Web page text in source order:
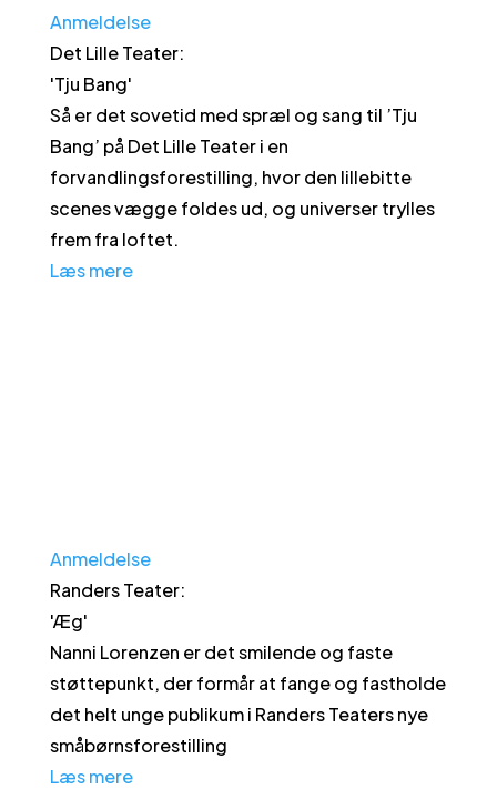
Anmeldelse
Det Lille Teater:
'Tju Bang'
Så er det sovetid med spræl og sang til ’Tju
Bang’ på Det Lille Teater i en
forvandlingsforestilling, hvor den lillebitte
scenes vægge foldes ud, og universer trylles
frem fra loftet.
Læs mere
Anmeldelse
Randers Teater:
'Æg'
Nanni Lorenzen er det smilende og faste
støttepunkt, der formår at fange og fastholde
det helt unge publikum i Randers Teaters nye
småbørnsforestilling
Læs mere